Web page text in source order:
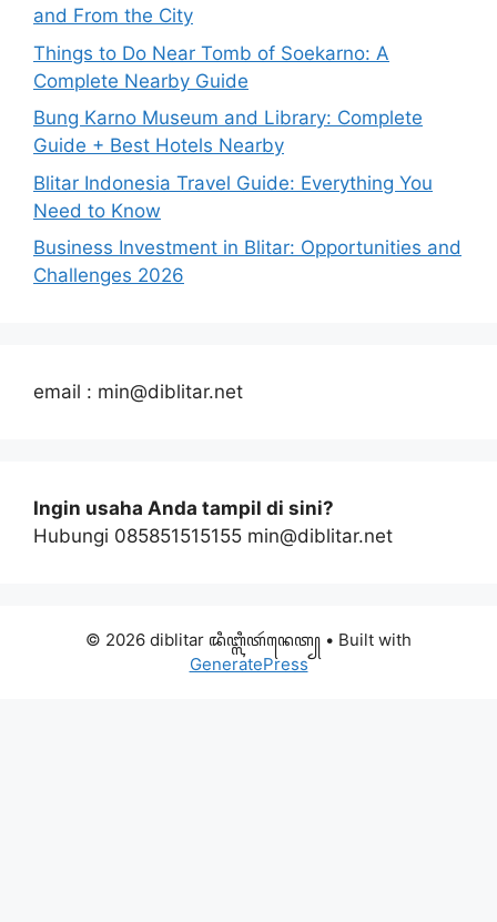
and From the City
Things to Do Near Tomb of Soekarno: A
Complete Nearby Guide
Bung Karno Museum and Library: Complete
Guide + Best Hotels Nearby
Blitar Indonesia Travel Guide: Everything You
Need to Know
Business Investment in Blitar: Opportunities and
Challenges 2026
email : min@diblitar.net
Ingin usaha Anda tampil di sini?
Hubungi 085851515155 min@diblitar.net
© 2026 diblitar ꦢꦶꦧ꧀ꦭꦶꦠꦂꦤꦺꦠ꧀ • Built with
GeneratePress